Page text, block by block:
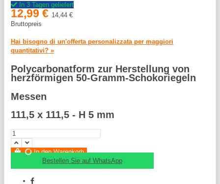
In 3 Tagen geliefert
12,99 € 14,44 €
Bruttopreis
Hai bisogno di un'offerta personalizzata per maggiori
quantitativi? »
Polycarbonatform zur Herstellung von
herzförmigen 50-Gramm-Schokoriegeln
Messen
111,5 x 111,5 - H 5 mm
In den Warenkorb
Bestellen Sie auf WhatsApp